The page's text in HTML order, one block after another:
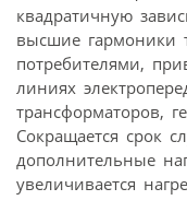
квадратичную
высшие гармоники
потребителями,
линиях
трансформаторов,
Сокращается срок
дополнительные
увеличивается